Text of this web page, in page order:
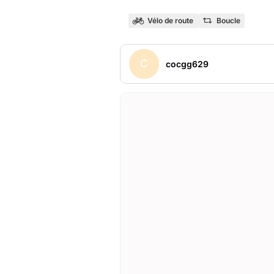
Vélo de route Boucle
C cocgg629